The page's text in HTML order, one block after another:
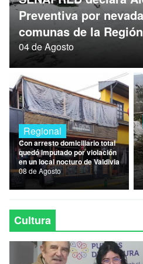
Nacional
Política
Preventiva por
comunas de la
04 de Agosto
Regional
Con arresto domiciliario total
quedó imputado por violación
en un local nocturo de Valdivia
08 de Agosto
Cultura